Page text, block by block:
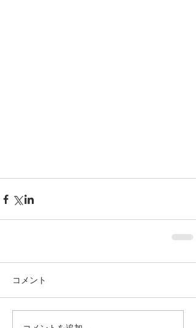
コメント